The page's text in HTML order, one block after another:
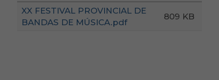
XX FESTIVAL PROVINCIAL DE
BANDAS DE MÚSICA.pdf
809 KB